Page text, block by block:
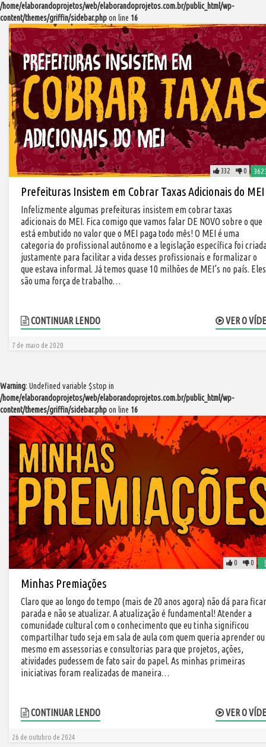
/home/elaborandoprojetos/web/elaborandoprojetos.com.br/public_html/wp-
content/themes/griffin/sidebar.phpon line 16
0
332
Prefeituras Insistem em Cobrar Taxas Adicionais do MEI
Infelizmente algumas prefeituras insistem em cobrar taxas
adicionais do MEI. Fica comigo que vamos falar DE NOVO sobre o que
está embutido no valor que o MEI paga todo mês! O MEI é uma
categoria do profissional autônomo e a legislação específica foi
justamente para facilitar a vida desses profissionais e formalizar o
que estava informal. Já temos quase 10 milhões de MEI’s no país. Eles
são uma força de trabalho…
CONTINUAR LENDO VER O
7 de maio de 2020
Warning: Undefined variable $stop in
/home/elaborandoprojetos/web/elaborandoprojetos.com.br/public_html/wp-
content/themes/griffin/sidebar.phpon line 16
0
0
Minhas Premiações
Claro que ao longo do tempo (mais de 20 anos agora) não dá para ficar
parada e não se atualizar. A atualização é fundamental! Atender a
comunidade cultural com o conhecimento que eu tinha significou
compartilhar tudo seja em sala de aula com quem queria aprender ou
mesmo em assessorias e consultorias para que projetos, ações,
atividades pudessem de fato sair do papel. As minhas primeiras
iniciativas foram realizadas de maneira…
CONTINUAR LENDO VER O
26 de outubro de 2024